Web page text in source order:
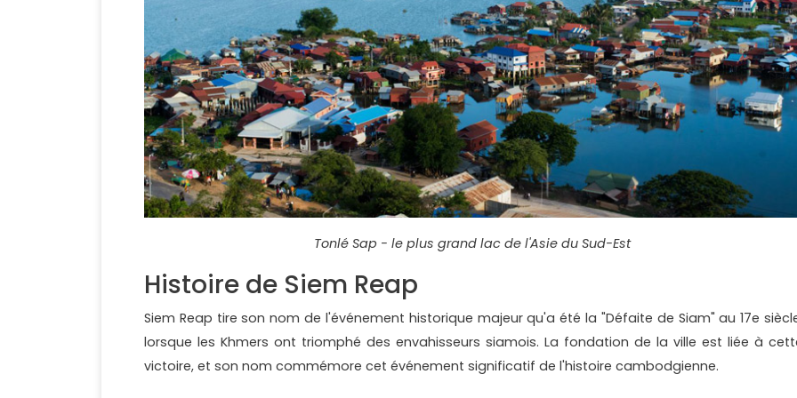
Tonlé Sap - le plus grand lac de l'Asie du Sud-Est
Histoire de Siem Reap
Siem Reap tire son nom de l'événement historique majeur qu'a été la "Défaite de Siam" au 17e
lorsque les Khmers ont triomphé des envahisseurs siamois. La fondation de la ville est liée à
victoire, et son nom commémore cet événement significatif de l'histoire cambodgienne.